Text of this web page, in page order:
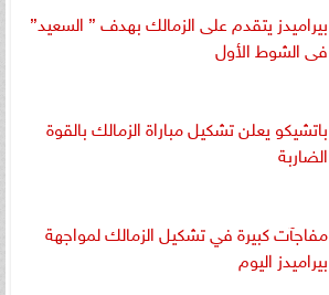
بيراميدز يتقدم على الزمالك بهدف ” السعيد”
فى الشوط الأول
باتشيكو يعلن تشكيل مباراة الزمالك بالقوة
الضاربة
مفاجآت كبيرة في تشكيل الزمالك لمواجهة
بيراميدز اليوم